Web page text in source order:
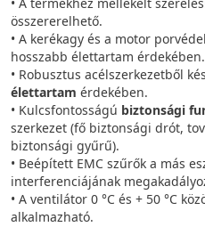
összererelhető.
• A kerékagy és a motor
hosszabb élettartam érdekében.
• Robusztus acélszerkezetből
élettartam érdekében.
• Kulcsfontosságú biztonsági
szerkezet (fő biztonsági drót,
biztonsági gyűrű).
• Beépített EMC szűrők a más
interferenciájának
• A ventilátor 0 °C és + 50 °C
alkalmazható.